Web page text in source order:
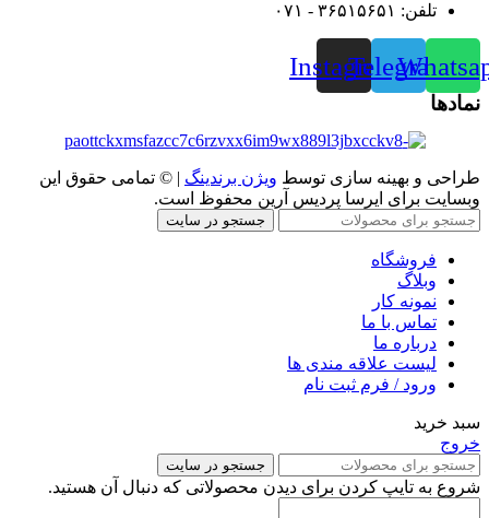
تلفن: ۳۶۵۱۵۶۵۱ - ۰۷۱
Telegram
Instagram
نمادها
طراحی و بهینه سازی توسط ویژن برندینگ | © تمامی حقوق این
وبسایت برای ایرسا پردیس آرین محفوظ است.
جستجو در سایت
فروشگاه
وبلاگ
نمونه کار
تماس با ما
درباره ما
لیست علاقه مندی ها
ورود / فرم ثبت نام
سبد خرید
خروج
جستجو در سایت
شروع به تایپ کردن برای دیدن محصولاتی که دنبال آن هستید.